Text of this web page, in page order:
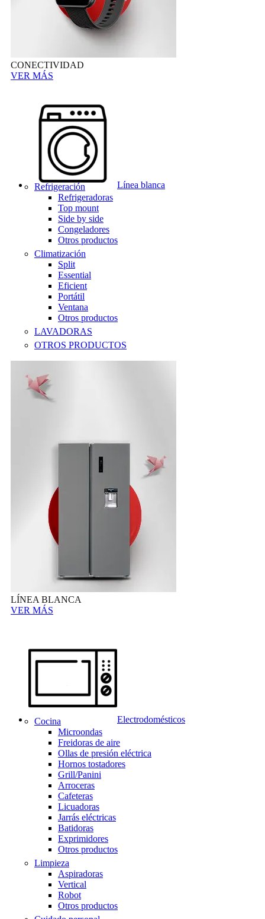
CONECTIVIDAD
VER MÁS
Línea blanca
Refrigeración
Refrigeradoras
Top mount
Side by side
Congeladores
Otros productos
Climatización
Split
Essential
Eficient
Portátil
Ventana
Otros productos
LAVADORAS
OTROS PRODUCTOS
LÍNEA BLANCA
VER MÁS
Electrodomésticos
Cocina
Microondas
Freidoras de aire
Ollas de presión eléctrica
Hornos tostadores
Grill/Panini
Arroceras
Cafeteras
Licuadoras
Jarrás eléctricas
Batidoras
Exprimidores
Otros productos
Limpieza
Aspiradoras
Vertical
Robot
Otros productos